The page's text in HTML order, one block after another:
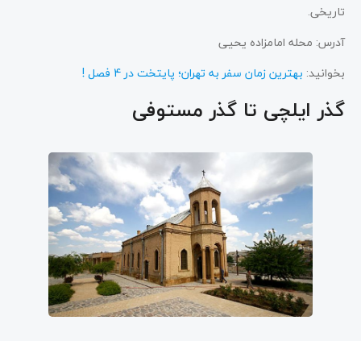
تاریخی.
آدرس: محله امامزاده یحیی
بخوانید: بهترین زمان سفر به تهران؛ پایتخت در 4 فصل !
گذر ایلچی تا گذر مستوفی